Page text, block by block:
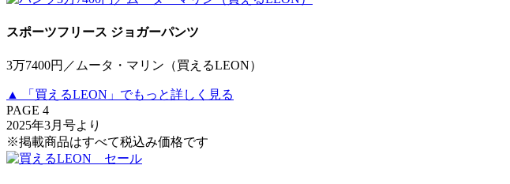
スポーツフリース ジョガーパンツ
3万7400円／ムータ・マリン（買えるLEON）
▲ 「買えるLEON」でもっと詳しく見る
PAGE 4
2025年3月号より
※掲載商品はすべて税込み価格です